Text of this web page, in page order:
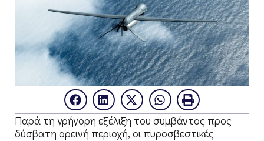
Παρά τη γρήγορη εξέλιξη του συμβάντος προς
δύσβατη ορεινή περιοχή, οι πυροσβεστικές